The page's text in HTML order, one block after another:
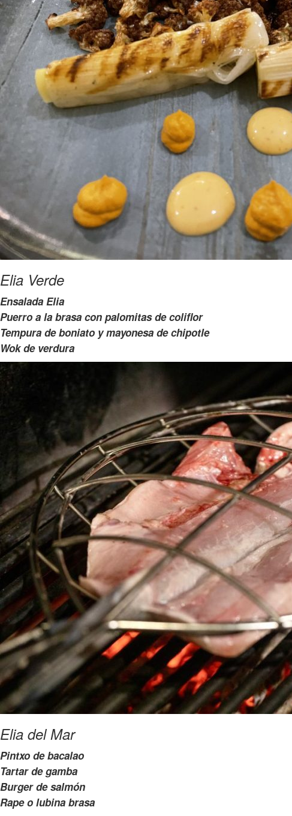
Elia Verde
Ensalada Elia
Puerro a la brasa con palomitas de coliflor
Tempura de boniato y mayonesa de chipotle
Wok de verdura
Elia del Mar
Pintxo de bacalao
Tartar de gamba
Burger de salmón
Rape o lubina brasa